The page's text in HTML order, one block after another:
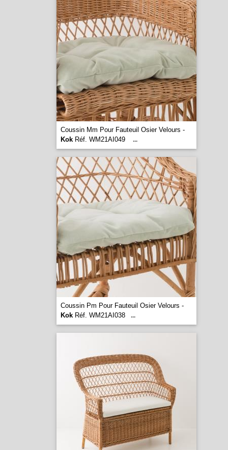
Coussin Mm Pour Fauteuil Osier Velours -
KokRéf. WM21AI049 ...
Coussin Pm Pour Fauteuil Osier Velours -
KokRéf. WM21AI038 ...